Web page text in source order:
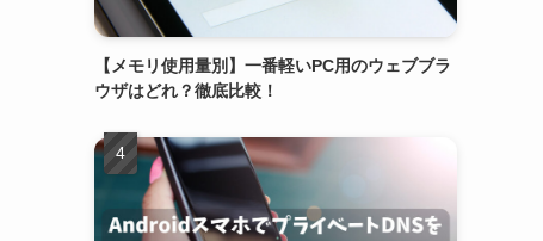
【メモリ使用量別】一番軽いPC用のウェブブラ
ウザはどれ？徹底比較！